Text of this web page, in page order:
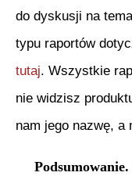
do dyskusji na
typu raportów
tutaj. Wszystkie
nie widzisz
nam jego nazwę, a